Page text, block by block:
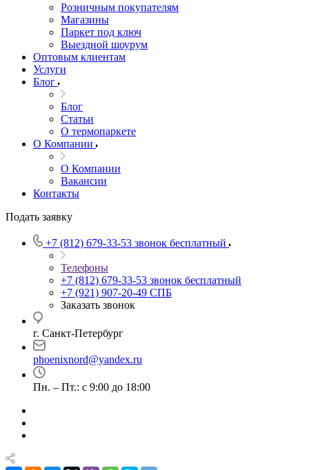
Розничным покупателям
Магазины
Паркет под ключ
Выездной шоурум
Оптовым клиентам
Услуги
Блог
Блог
Статьи
О термопаркете
О Компании
О Компании
Вакансии
Контакты
Подать заявку
+7 (812) 679-33-53 звонок бесплатный
Телефоны
+7 (812) 679-33-53 звонок бесплатный
+7 (921) 907-20-49 СПБ
Заказать звонок
г. Санкт-Петербург
phoenixnord@yandex.ru
Пн. – Пт.: с 9:00 до 18:00